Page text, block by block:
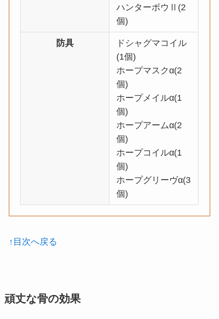
ハンターボウⅡ(2
個)
防具
ドシャグマコイル
(1個)
ホープマスクα(2
個)
ホープメイルα(1
個)
ホープアームα(2
個)
ホープコイルα(1
個)
ホープグリーヴα(3
個)
↑目次へ戻る
頑丈な骨の効果